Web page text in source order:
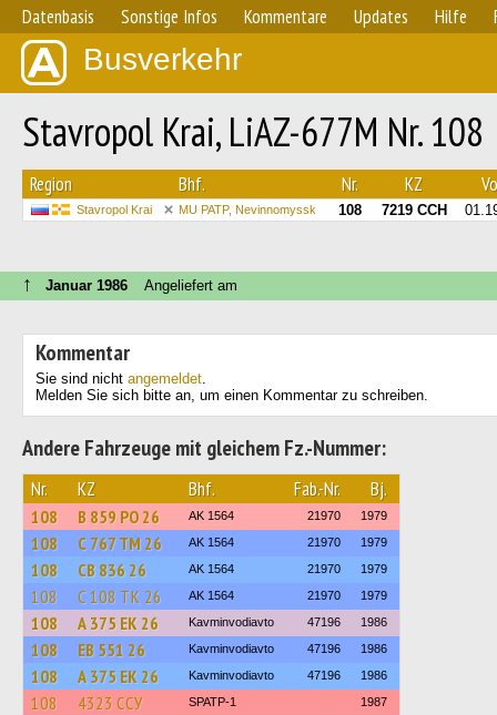
Datenbasis Sonstige Infos Kommentare Updates Hilfe
Busverkehr
Stavropol Krai, LiAZ-677M Nr. 108
Region Bhf. Nr. KZ
Stavropol Krai MU PATP, Nevinnomyssk 108 7219 ССН
↑ Januar 1986 Angeliefert am
Kommentar
Sie sind nicht angemeldet.
Melden Sie sich bitte an, um einen Kommentar zu schreiben.
Andere Fahrzeuge mit gleichem Fz.-Nummer:
Nr. KZ Bhf. Fab.-Nr. Bj.
108 В 859 РО 26 AK 1564 21970 1979
108 С 767 ТМ 26 AK 1564 21970 1979
108 СВ 836 26 AK 1564 21970 1979
108 С 108 ТК 26 AK 1564 21970 1979
108 А 375 ЕК 26 Kavminvodiavto 47196 1986
108 ЕВ 551 26 Kavminvodiavto 47196 1986
108 А 375 ЕК 26 Kavminvodiavto 47196 1986
108 4323 ССУ SPATP-1 1987